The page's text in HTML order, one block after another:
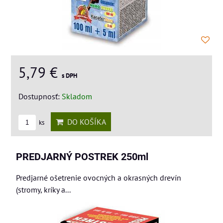
5,79 € s DPH
Dostupnosť: Skladom
ks DO KOŠÍKA
PREDJARNÝ POSTREK 250ml
Predjarné ošetrenie ovocných a okrasných drevín
(stromy, kríky a...